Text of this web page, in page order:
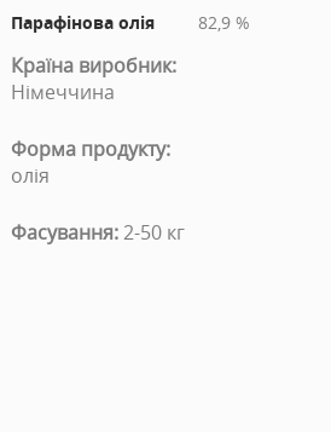
Парафінова олія 82,9 %
Країна виробник:
Німеччина
Форма продукту:
олія
Фасування:2-50 кг